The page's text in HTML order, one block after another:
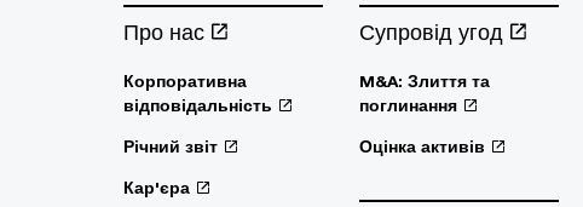
Про нас
Корпоративна
відповідальність
Річний звіт
Кар'єра
Супровід угод
M&A: Злиття та
поглинання
Оцінка активів